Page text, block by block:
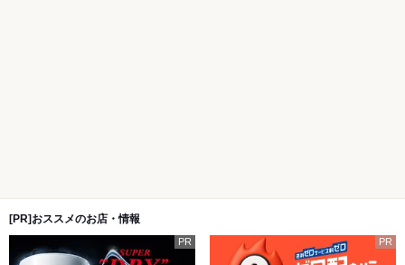
[PR]おススメのお店・情報
PR PR